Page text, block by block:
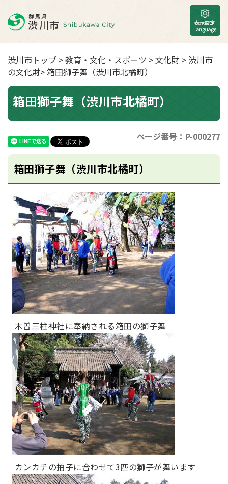
渋川市トップ >教育・文化・スポーツ >文化財 > 渋川市
の文化財> 箱田獅子舞（渋川市北橘町）
箱田獅子舞（渋川市北橘町）
ページ番号：P-000277
箱田獅子舞（渋川市北橘町）
木曽三柱神社に奉納される箱田の獅子舞
カンカチの拍子に合わせて3匹の獅子が舞います